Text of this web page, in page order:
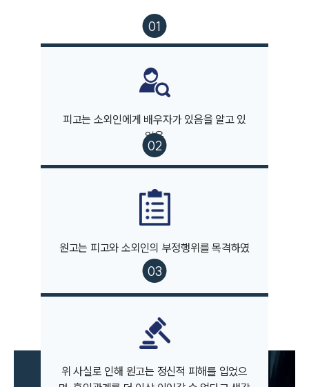
부소개
부소개
대륜의 강점
오시는 길
글로벌 파트너 로펌
고객의 소리
통합검색
AI대륜
이혼 주요 업무사례
사례분석/최신동향
이혼 법률정보
법률지식인
피고는 소외인에게 배우자가 있음을 알고 있
었음
원고는 피고와 소외인의 부정행위를 목격하였
음
위 사실로 인해 원고는 정신적 피해를 입었으